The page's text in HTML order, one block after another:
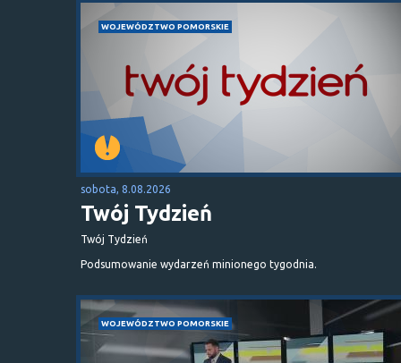
WOJEWÓDZTWO POMORSKIE
sobota, 8.08.2026
Twój Tydzień
Twój Tydzień
Podsumowanie wydarzeń minionego tygodnia.
WOJEWÓDZTWO POMORSKIE